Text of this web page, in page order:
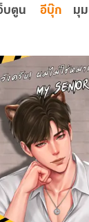
บตูน อีบุ๊ก มุ